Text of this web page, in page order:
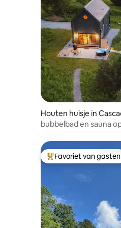
Houten huisje in
bubbelbad en sauna
Topfavoriet van
Favoriet van gasten